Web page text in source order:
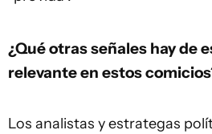
¿Qué otras señales hay de
relevante en estos
Los analistas y estrategas